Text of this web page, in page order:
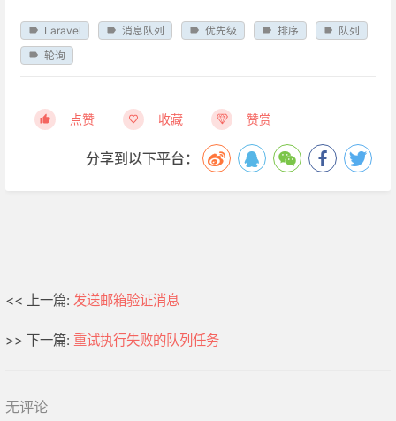
Laravel 消息队列 优先级 排序
队列
轮询
点赞 收藏 赞赏
分享到以下平台：
<< 上一篇: 发送邮箱验证消息
>> 下一篇: 重试执行失败的队列任务
无评论